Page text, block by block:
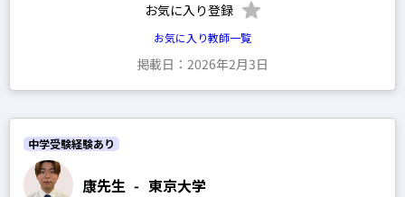
お気に入り登録
お気に入り教師一覧
掲載日：2026年2月3日
康先生 - 東京大学
中学受験経験あり